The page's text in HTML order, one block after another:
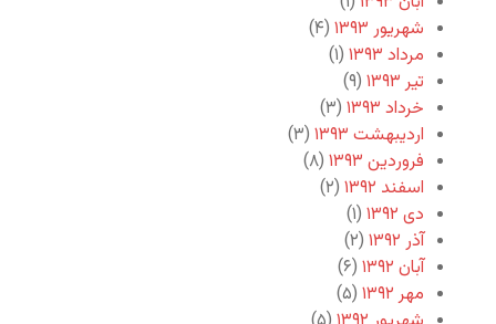
شهریور ۱۳۹۳
(۴)
مرداد ۱۳۹۳
(۱)
تیر ۱۳۹۳
(۹)
خرداد ۱۳۹۳
(۳)
اردیبهشت ۱۳۹۳
(۳)
فروردین ۱۳۹۳
(۸)
اسفند ۱۳۹۲
(۲)
دی ۱۳۹۲
(۱)
آذر ۱۳۹۲
(۲)
آبان ۱۳۹۲
(۶)
مهر ۱۳۹۲
(۵)